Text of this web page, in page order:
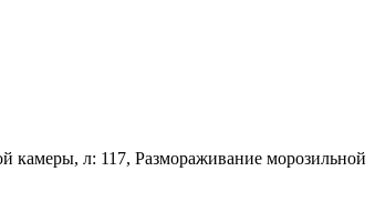
камеры, л: 117, Размораживание морозильной